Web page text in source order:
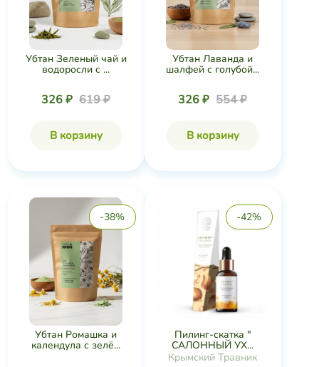
Убтан Зеленый чай и
водоросли с ...
326 ₽ 619 ₽
В корзину
Убтан Лаванда и
шалфей с голубой...
326 ₽ 554 ₽
В корзину
-38%
Убтан Ромашка и
календула с зелё...
-42%
Пилинг-скатка "
САЛОННЫЙ УХ...
Крымский Травник